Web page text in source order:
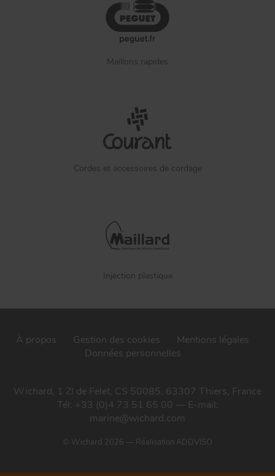
Maillons rapides
Cordes et accessoires de cordage
Injection plastique
À propos Gestion des cookies
Mentions légales
Données personnelles
Wichard, 1 ZI de Felet, CS 50085, 63307 Thiers, France
Tél: +33 (0)4 73 51 65 00 — E-mail:
marine@wichard.com
© Wichard 2026 — Réalisation ADDVISO